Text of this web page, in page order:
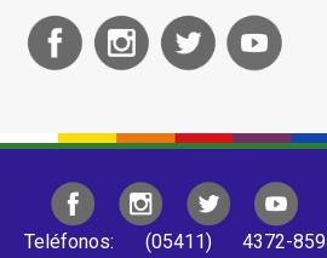
Teléfonos: (05411) 4372-